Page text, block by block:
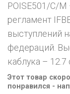
POISE501/C/
регламент
выступлений
федераций.
каблука – 12.7
Этот товар
понравился -